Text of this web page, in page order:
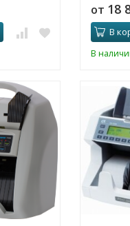
от 18
В
В